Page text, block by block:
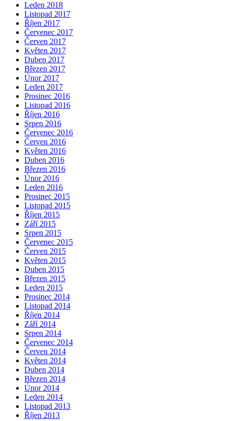
Leden 2018
Listopad 2017
Říjen 2017
Červenec 2017
Červen 2017
Květen 2017
Duben 2017
Březen 2017
Únor 2017
Leden 2017
Prosinec 2016
Listopad 2016
Říjen 2016
Srpen 2016
Červenec 2016
Červen 2016
Květen 2016
Duben 2016
Březen 2016
Únor 2016
Leden 2016
Prosinec 2015
Listopad 2015
Říjen 2015
Září 2015
Srpen 2015
Červenec 2015
Červen 2015
Květen 2015
Duben 2015
Březen 2015
Leden 2015
Prosinec 2014
Listopad 2014
Říjen 2014
Září 2014
Srpen 2014
Červenec 2014
Červen 2014
Květen 2014
Duben 2014
Březen 2014
Únor 2014
Leden 2014
Listopad 2013
Říjen 2013